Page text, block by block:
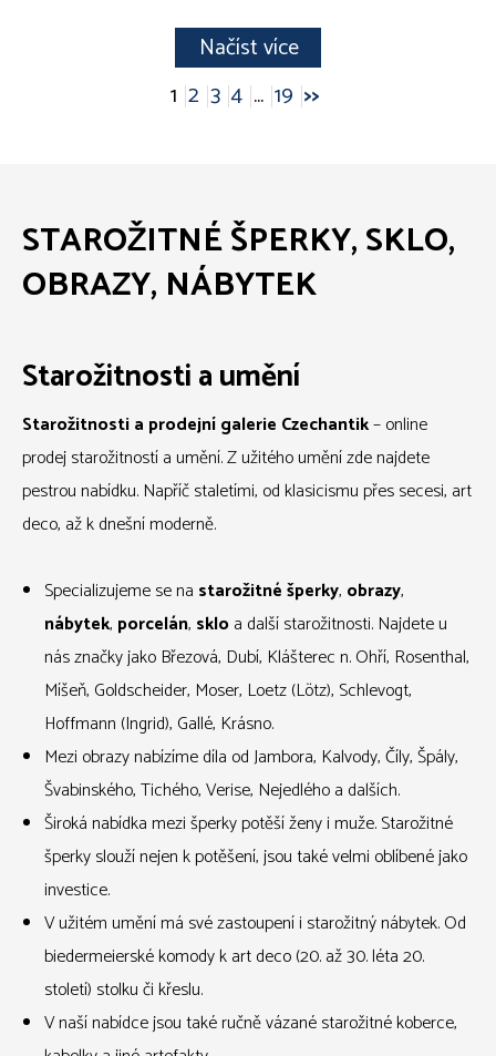
Načíst více
1 2 3 4 ... 19 >>
STAROŽITNÉ ŠPERKY, SKLO,
OBRAZY, NÁBYTEK
Starožitnosti a umění
Starožitnosti a prodejní galerie Czechantik– online
prodej starožitností a umění. Z užitého umění zde najdete
pestrou nabídku. Napříč staletími, od klasicismu přes secesi, art
deco, až k dnešní moderně.
Specializujeme se na starožitné šperky, obrazy,
nábytek, porcelán, sklo a další starožitnosti. Najdete u
nás značky jako Březová, Dubí, Klášterec n. Ohří, Rosenthal,
Míšeň, Goldscheider, Moser, Loetz (Lötz), Schlevogt,
Hoffmann (Ingrid), Gallé, Krásno.
Mezi obrazy nabízíme díla od Jambora, Kalvody, Číly, Špály,
Švabinského, Tichého, Verise, Nejedlého a dalších.
Široká nabídka mezi šperky potěší ženy i muže. Starožitné
šperky slouží nejen k potěšení, jsou také velmi oblíbené jako
investice.
V užitém umění má své zastoupení i starožitný nábytek. Od
biedermeierské komody k art deco (20. až 30. léta 20.
století) stolku či křeslu.
V naší nabídce jsou také ručně vázané starožitné koberce,